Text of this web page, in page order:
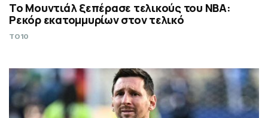
Το Μουντιάλ ξεπέρασε τελικούς του ΝΒΑ:
Ρεκόρ εκατομμυρίων στον τελικό
TO10